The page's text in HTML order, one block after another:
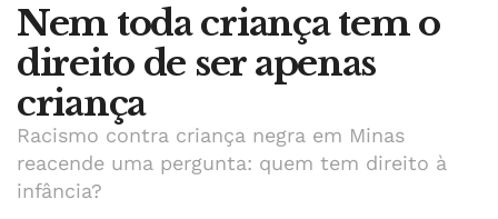
Nem toda criança tem o
direito de ser apenas
criança
Racismo contra criança negra em Minas
reacende uma pergunta: quem tem direito à
infância?